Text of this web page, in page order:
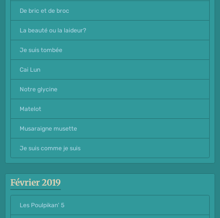
De bric et de broc
La beauté ou la laideur?
Je suis tombée
Cai Lun
Notre glycine
Matelot
Musaraigne musette
Je suis comme je suis
Février 2019
Les Poulpikan' 5